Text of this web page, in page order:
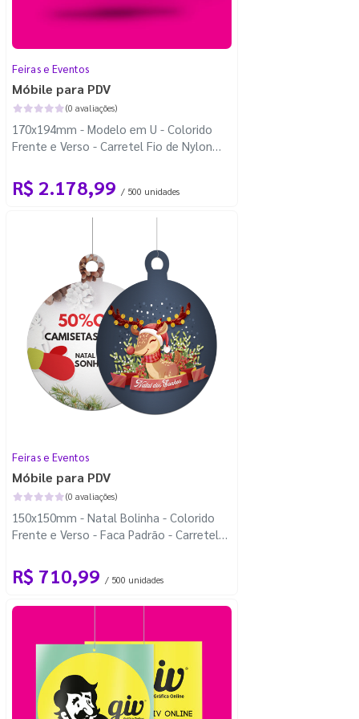
Feiras e Eventos
Móbile para PDV
(0 avaliações)
170x194mm - Modelo em U - Colorido
Frente e Verso - Carretel Fio de Nylon
R$ 2.178,99 / 500 unidades
Feiras e Eventos
Móbile para PDV
(0 avaliações)
150x150mm - Natal Bolinha - Colorido
Frente e Verso - Faca Padrão - Carretel
R$ 710,99 / 500 unidades